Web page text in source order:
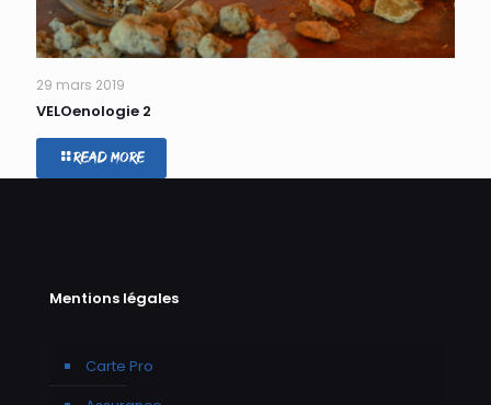
29 mars 2019
VELOenologie 2
Read more
Mentions légales
Carte Pro